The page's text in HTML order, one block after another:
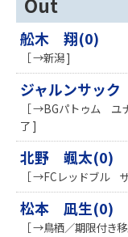
Out
舩木 翔(0)
［ →新潟 ]
ジャルンサッ
［ →BGパトゥム ユ
了 ]
北野 颯太(0)
［ →FCレッドブル
松本 凪生(0)
［ →鳥栖／期限付き